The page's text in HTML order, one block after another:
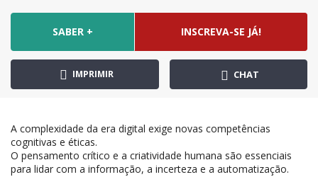
SABER + INSCREVA-SE JÁ!
IMPRIMIR CHAT
A complexidade da era digital exige novas competências
cognitivas e éticas.
O pensamento crítico e a criatividade humana são essenciais
para lidar com a informação, a incerteza e a automatização.